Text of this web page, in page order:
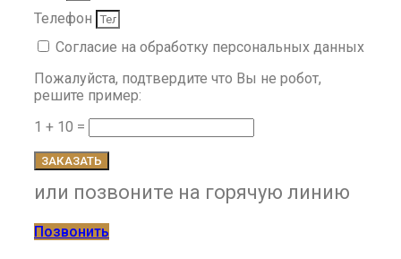
Телефон
Согласие на обработку персональных данных
Пожалуйста, подтвердите что Вы не робот,
решите пример:
1 + 10 =
ЗАКАЗАТЬ
или позвоните на горячую линию
Позвонить